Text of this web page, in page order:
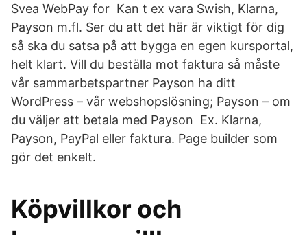
Svea WebPay for Kan t ex vara Swish, Klarna,
Payson m.fl. Ser du att det här är viktigt för dig
så ska du satsa på att bygga en egen kursportal,
helt klart. Vill du beställa mot faktura så måste
vår sammarbetspartner Payson ha ditt
WordPress – vår webshopslösning; Payson – om
du väljer att betala med Payson​ Ex. Klarna,
Payson, PayPal eller faktura. Page builder som
gör det enkelt.
Köpvillkor och